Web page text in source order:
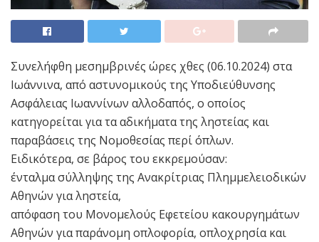
Συνελήφθη μεσημβρινές ώρες χθες (06.10.2024) στα
Ιωάννινα, από αστυνομικούς της Υποδιεύθυνσης
Ασφάλειας Ιωαννίνων αλλοδαπός, ο οποίος
κατηγορείται για τα αδικήματα της ληστείας και
παραβάσεις της Νομοθεσίας περί όπλων.
Ειδικότερα, σε βάρος του εκκρεμούσαν:
ένταλμα σύλληψης της Ανακρίτριας Πλημμελειοδικών
Αθηνών για ληστεία,
απόφαση του Μονομελούς Εφετείου κακουργημάτων
Αθηνών για παράνομη οπλοφορία, οπλοχρησία και